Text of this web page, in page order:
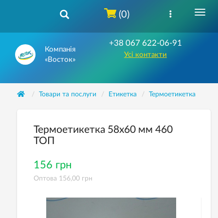
Компанія
«Восток»
+38 067 622-06-91
Усі контакти
(0)
Товари та послуги Етикетка Термоетикетка
Термоетикетка 58х60 мм 460
ТОП
156 грн
Оптова 156,00 грн